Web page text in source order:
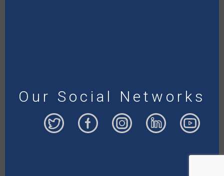
Our Social Networks